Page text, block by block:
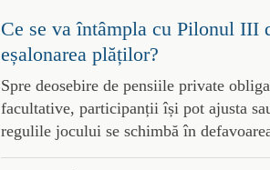
Ce se va întâmpla cu Pilonul III
eșalonarea plăților?
Spre deosebire de pensiile private
facultative, participanții își pot ajusta
regulile jocului se schimbă în